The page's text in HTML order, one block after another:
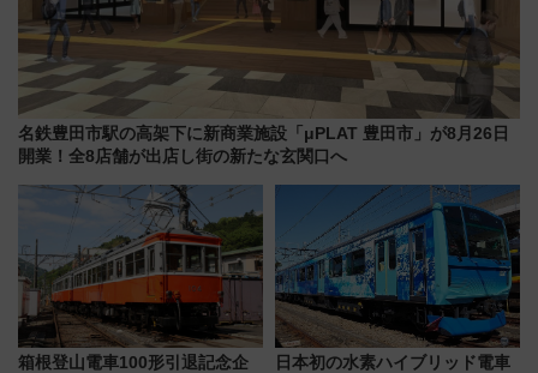
名鉄豊田市駅の高架下に新商業施設「μPLAT 豊田市」が8月26日
開業！全8店舗が出店し街の新たな玄関口へ
箱根登山電車100形引退記念企 日本初の水素ハイブリッド電車